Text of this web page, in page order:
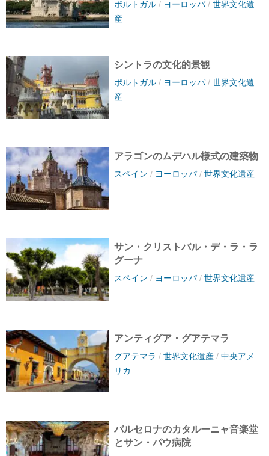
ポルトガル/ ヨーロッパ/ 世界文化遺
産
シントラの文化的景観
ポルトガル/ ヨーロッパ/ 世界文化遺
産
アラゴンのムデハル様式の建築物
スペイン / ヨーロッパ/ 世界文化遺産
サン・クリストバル・デ・ラ・ラ
グーナ
スペイン / ヨーロッパ/ 世界文化遺産
アンティグア・グアテマラ
グアテマラ / 世界文化遺産/ 中央アメ
リカ
バルセロナのカタルーニャ音楽堂
とサン・パウ病院